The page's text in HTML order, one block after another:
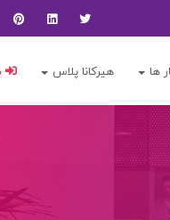
ها هیرکانا پلاس